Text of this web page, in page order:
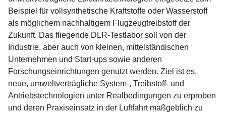
Beispiel für vollsynthetische Kraftstoffe oder Wasserstoff
als möglichem nachhaltigem Flugzeugtreibstoff der
Zukunft. Das fliegende DLR-Testlabor soll von der
Industrie, aber auch von kleinen, mittelständischen
Unternehmen und Start-ups sowie anderen
Forschungseinrichtungen genutzt werden. Ziel ist es,
neue, umweltverträgliche System-, Treibstoff- und
Antriebstechnologien unter Realbedingungen zu erproben
und deren Praxiseinsatz in der Luftfahrt maßgeblich zu